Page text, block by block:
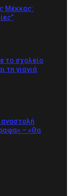
Μέκκας:
το σχολείο
τη γιαγιά
αναστολή
– «Θα